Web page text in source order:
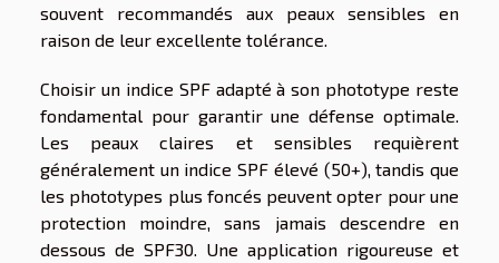
souvent recommandés aux peaux sensibles en
raison de leur excellente tolérance.
Choisir un indice SPF adapté à son phototype reste
fondamental pour garantir une défense optimale.
Les peaux claires et sensibles requièrent
généralement un indice SPF élevé (50+), tandis que
les phototypes plus foncés peuvent opter pour une
protection moindre, sans jamais descendre en
dessous de SPF30. Une application rigoureuse et